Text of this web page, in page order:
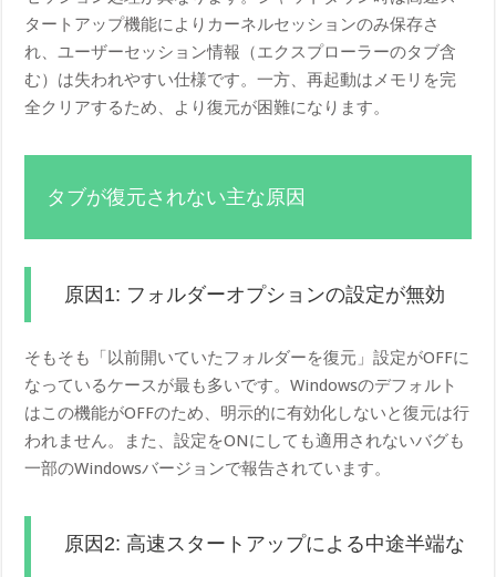
タートアップ機能によりカーネルセッションのみ保存さ
れ、ユーザーセッション情報（エクスプローラーのタブ含
む）は失われやすい仕様です。一方、再起動はメモリを完
全クリアするため、より復元が困難になります。
タブが復元されない主な原因
原因1: フォルダーオプションの設定が無効
そもそも「以前開いていたフォルダーを復元」設定がOFFに
なっているケースが最も多いです。Windowsのデフォルト
はこの機能がOFFのため、明示的に有効化しないと復元は行
われません。また、設定をONにしても適用されないバグも
一部のWindowsバージョンで報告されています。
原因2: 高速スタートアップによる中途半端な